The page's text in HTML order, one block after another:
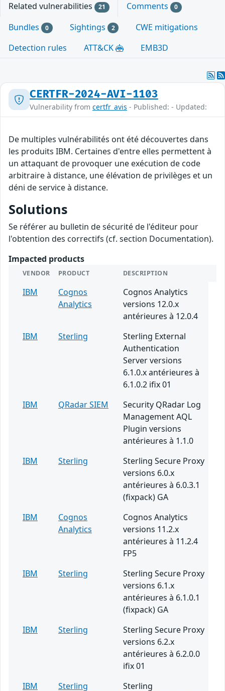
Related vulnerabilities 21 Comments 0
Bundles 0 Sightings 2
CWE mitigations
Detection rules
ATT&CK EMB3D
CERTFR-2024-AVI-1103
Vulnerability from certfr_avis - Published: - Updated:
De multiples vulnérabilités ont été découvertes dans
les produits IBM. Certaines d'entre elles permettent à
un attaquant de provoquer une exécution de code
arbitraire à distance, une élévation de privilèges et un
déni de service à distance.
Solutions
Se référer au bulletin de sécurité de l'éditeur pour
l'obtention des correctifs (cf. section Documentation).
Impacted products
VENDOR PRODUCT DESCRIPTION
IBM
Cognos
Analytics
Cognos Analytics
versions 12.0.x
antérieures à 12.0.4
IBM
Sterling
Sterling External
Authentication
Server versions
6.1.0.x antérieures à
6.1.0.2 ifix 01
IBM
QRadar SIEM
Security QRadar Log
Management AQL
Plugin versions
antérieures à 1.1.0
IBM
Sterling
Sterling Secure Proxy
versions 6.0.x
antérieures à 6.0.3.1
(fixpack) GA
IBM
Cognos
Analytics
Cognos Analytics
versions 11.2.x
antérieures à 11.2.4
FP5
IBM
Sterling
Sterling Secure Proxy
versions 6.1.x
antérieures à 6.1.0.1
(fixpack) GA
IBM
Sterling
Sterling Secure Proxy
versions 6.2.x
antérieures à 6.2.0.0
ifix 01
IBM
Sterling
Sterling